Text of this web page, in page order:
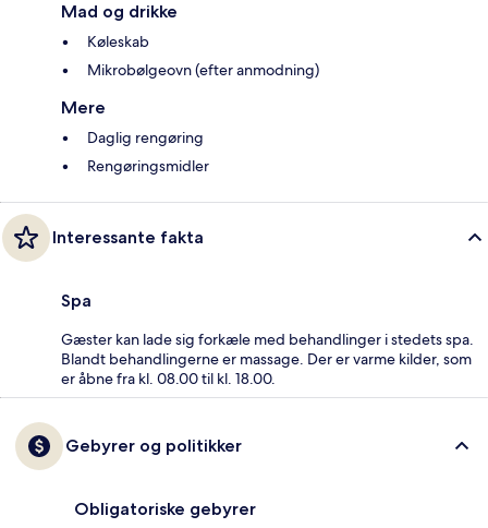
Mad og drikke
Køleskab
Mikrobølgeovn (efter anmodning)
Mere
Daglig rengøring
Rengøringsmidler
Interessante fakta
Spa
Gæster kan lade sig forkæle med behandlinger i stedets spa.
Blandt behandlingerne er massage. Der er varme kilder, som
er åbne fra kl. 08.00 til kl. 18.00.
Gebyrer og politikker
Obligatoriske gebyrer